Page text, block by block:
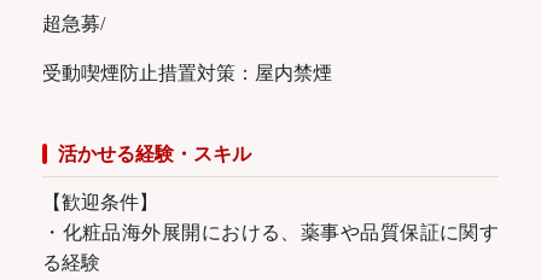
超急募/
受動喫煙防止措置対策：屋内禁煙
活かせる経験・スキル
【歓迎条件】
・化粧品海外展開における、薬事や品質保証に関す
る経験